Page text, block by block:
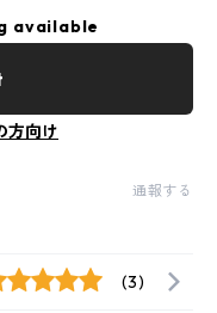
available
方向け
通報する
(3)